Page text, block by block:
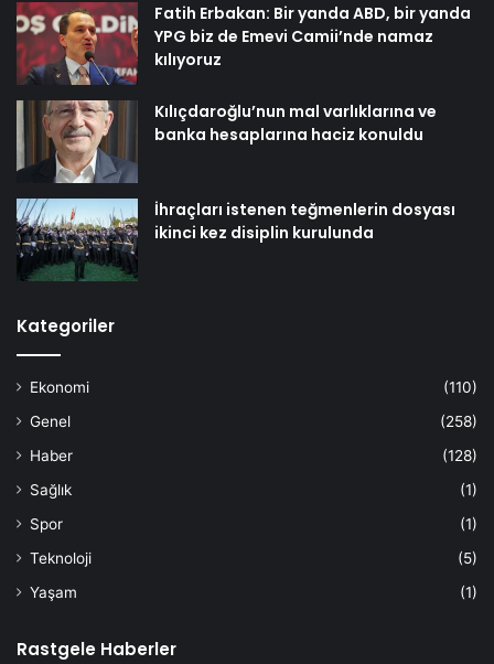
Fatih Erbakan: Bir yanda ABD, bir yanda
YPG biz de Emevi Camii’nde namaz
kılıyoruz
Kılıçdaroğlu’nun mal varlıklarına ve
banka hesaplarına haciz konuldu
İhraçları istenen teğmenlerin dosyası
ikinci kez disiplin kurulunda
Kategoriler
Ekonomi
(110)
Genel
(258)
Haber
(128)
Sağlık
(1)
Spor
(1)
Teknoloji
(5)
Yaşam
(1)
Rastgele Haberler